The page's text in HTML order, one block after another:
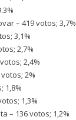
– 419 votos; 3,7%
3,1%
2,7%
2,4%
2%
1,8%
1,3%
– 136 votos; 1,2%